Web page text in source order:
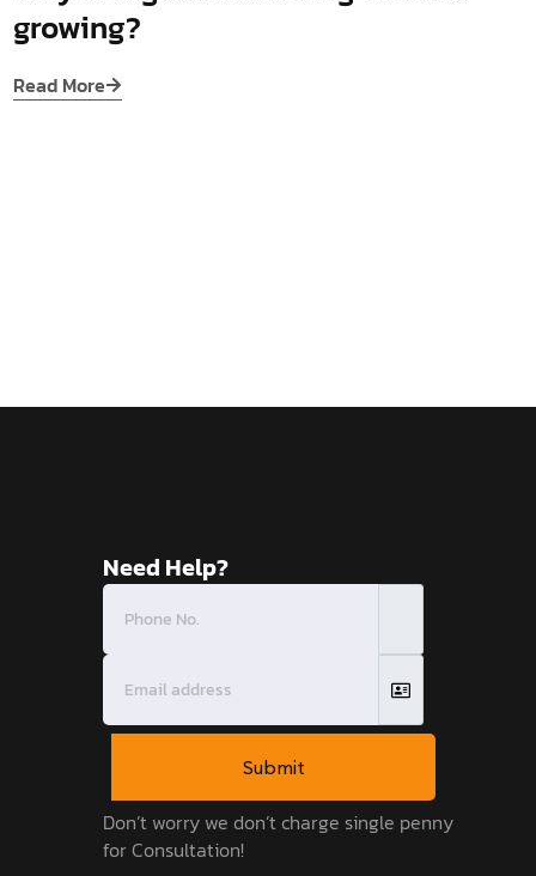
growing?
Read More
Need Help?
Submit
Don’t worry we don’t charge single penny
for Consultation!